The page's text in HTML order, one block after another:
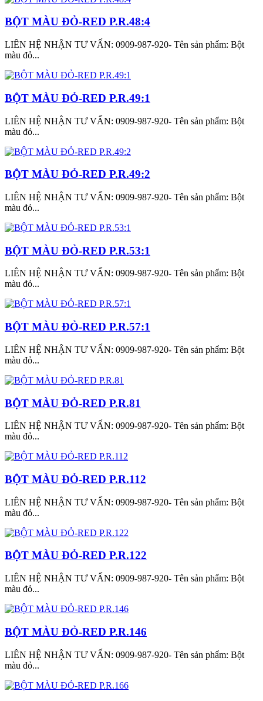
BỘT MÀU ĐỎ-RED P.R.48:4
LIÊN HỆ NHẬN TƯ VẤN: 0909-987-920- Tên sản phẩm: Bột
màu đỏ...
BỘT MÀU ĐỎ-RED P.R.49:1
LIÊN HỆ NHẬN TƯ VẤN: 0909-987-920- Tên sản phẩm: Bột
màu đỏ...
BỘT MÀU ĐỎ-RED P.R.49:2
LIÊN HỆ NHẬN TƯ VẤN: 0909-987-920- Tên sản phẩm: Bột
màu đỏ...
BỘT MÀU ĐỎ-RED P.R.53:1
LIÊN HỆ NHẬN TƯ VẤN: 0909-987-920- Tên sản phẩm: Bột
màu đỏ...
BỘT MÀU ĐỎ-RED P.R.57:1
LIÊN HỆ NHẬN TƯ VẤN: 0909-987-920- Tên sản phẩm: Bột
màu đỏ...
BỘT MÀU ĐỎ-RED P.R.81
LIÊN HỆ NHẬN TƯ VẤN: 0909-987-920- Tên sản phẩm: Bột
màu đỏ...
BỘT MÀU ĐỎ-RED P.R.112
LIÊN HỆ NHẬN TƯ VẤN: 0909-987-920- Tên sản phẩm: Bột
màu đỏ...
BỘT MÀU ĐỎ-RED P.R.122
LIÊN HỆ NHẬN TƯ VẤN: 0909-987-920- Tên sản phẩm: Bột
màu đỏ...
BỘT MÀU ĐỎ-RED P.R.146
LIÊN HỆ NHẬN TƯ VẤN: 0909-987-920- Tên sản phẩm: Bột
màu đỏ...